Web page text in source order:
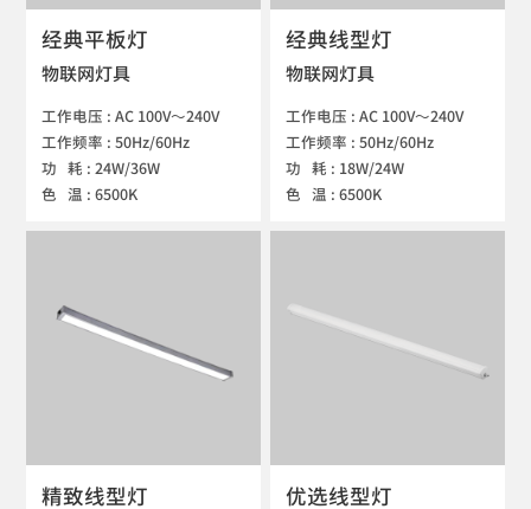
经典平板灯
物联网灯具
工作电压 : AC 100V～240V
工作频率 : 50Hz/60Hz
功   耗 : 24W/36W
色   温 : 6500K
经典线型灯
物联网灯具
工作电压 : AC 100V～240V
工作频率 : 50Hz/60Hz
功   耗 : 18W/24W
色   温 : 6500K
精致线型灯 优选线型灯